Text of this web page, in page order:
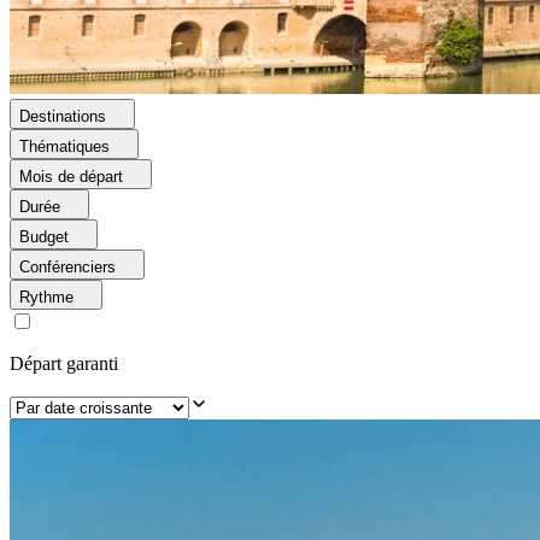
Destinations
Thématiques
Mois de départ
Durée
Budget
Conférenciers
Rythme
Départ garanti